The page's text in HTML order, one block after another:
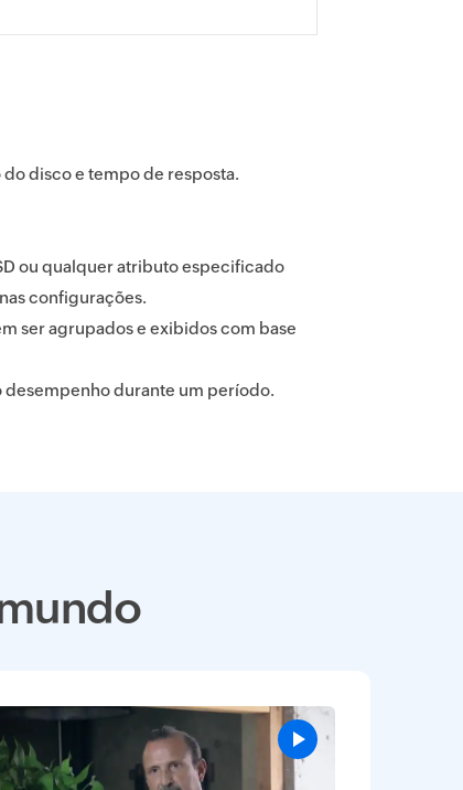
disco e tempo de resposta.
ou qualquer atributo especificado
configurações.
ser agrupados e exibidos com base
desempenho durante um período.